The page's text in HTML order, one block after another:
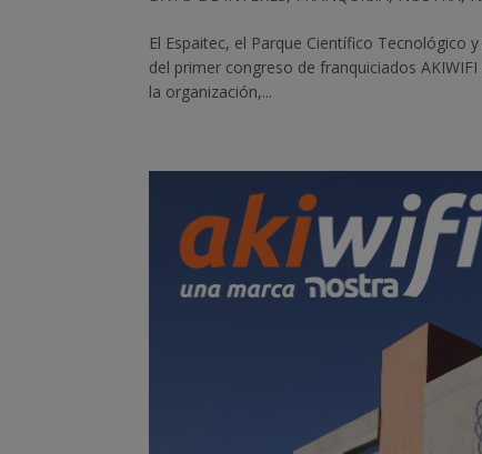
El Espaitec, el Parque Científico Tecnológico
del primer congreso de franquiciados
la organización,...